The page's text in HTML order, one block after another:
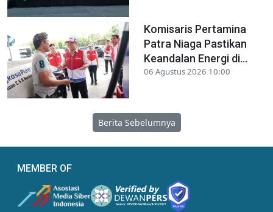
Komisaris Pertamina
Patra Niaga Pastikan
Keandalan Energi di...
06 Agustus 2026 10:00
Berita Sebelumnya
MEMBER OF